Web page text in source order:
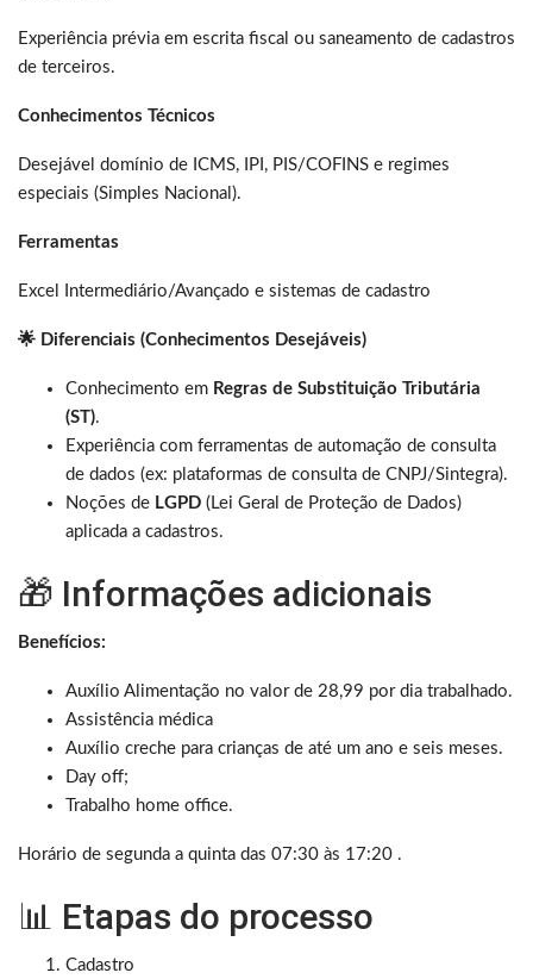
Experiência prévia em escrita fiscal ou saneamento de cadastros
de terceiros.
Conhecimentos Técnicos
Desejável domínio de ICMS, IPI, PIS/COFINS e regimes
especiais (Simples Nacional).
Ferramentas
Excel Intermediário/Avançado e sistemas de cadastro
🌟 Diferenciais (Conhecimentos Desejáveis)
Conhecimento em Regras de Substituição Tributária
(ST).
Experiência com ferramentas de automação de consulta
de dados (ex: plataformas de consulta de CNPJ/Sintegra).
Noções de LGPD (Lei Geral de Proteção de Dados)
aplicada a cadastros.
🎁 Informações adicionais
Benefícios:
Auxílio Alimentação no valor de 28,99 por dia trabalhado.
Assistência médica
Auxílio creche para crianças de até um ano e seis meses.
Day off;
Trabalho home office.
Horário de segunda a quinta das 07:30 às 17:20 .
📊 Etapas do processo
Cadastro